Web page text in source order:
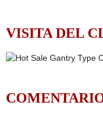
VISITA DEL